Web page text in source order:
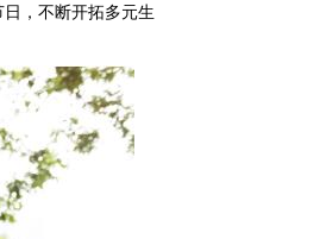
，不断开拓多元生